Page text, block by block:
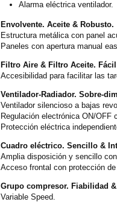
Alarma eléctrica ventilador.
Envolvente. Aceite & Robusto.
Estructura metálica con panel
Paneles con apertura manual
Filtro Aire & Filtro Aceite.
Accesibilidad para facilitar las
Ventilador-Radiador. Sobre-
Ventilador silencioso a bajas
Regulación electrónica ON/OFF
Protección eléctrica
Cuadro eléctrico. Sencillo &
Amplia disposición y sencillo
Acceso frontal con protección
Grupo compresor. Fiabilidad
Variable Speed.